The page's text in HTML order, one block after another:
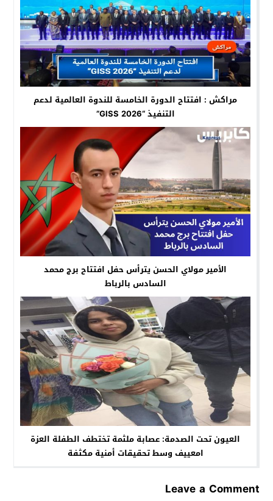
مراكش : افتتاح الدورة الخامسة للندوة العالمية لدعم
التنفيذ “GISS 2026”
الأمير مولاي الحسن يترأس حفل افتتاح برج محمد
السادس بالرباط
العيون تحت الصدمة: عصابة ملثمة تختطف الطفلة العزة
امعييف وسط تحقيقات أمنية مكثفة
Leave a Comment